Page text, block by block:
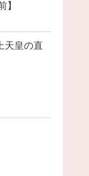
】
天皇の直